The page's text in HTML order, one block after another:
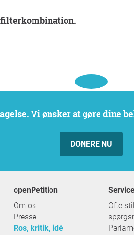
filterkombination.
Vi ønsker at gøre dine
DONERE NU
openPetition
Om os
Presse
Ros, kritik, idé
service
Ofte